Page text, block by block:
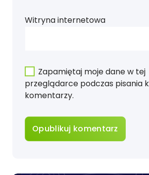
Witryna internetowa
Zapamiętaj moje dane w tej
przeglądarce podczas pisania
komentarzy.